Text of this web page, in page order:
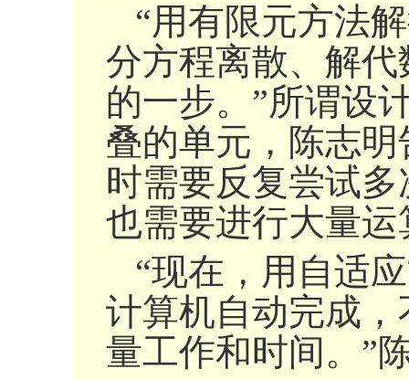
“用有限元方法
分方程离散、解
的一步。”所谓设
叠的单元，陈志
时需要反复尝试
也需要进行大量运
“现在，用自适
计算机自动完成
量工作和时间。”